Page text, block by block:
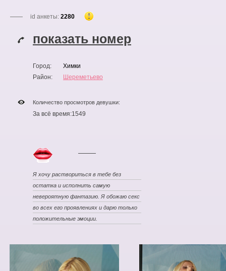
id анкеты: 2280
показать номер
Город:
Химки
Район:
Шереметьево
Количество просмотров девушки:
За всё время:1549
Я хочу раствориться в тебе без
остатка и исполнить самую
невероятную фантазию. Я обожаю секс
во всех его проявлениях и дарю только
положительные эмоции.